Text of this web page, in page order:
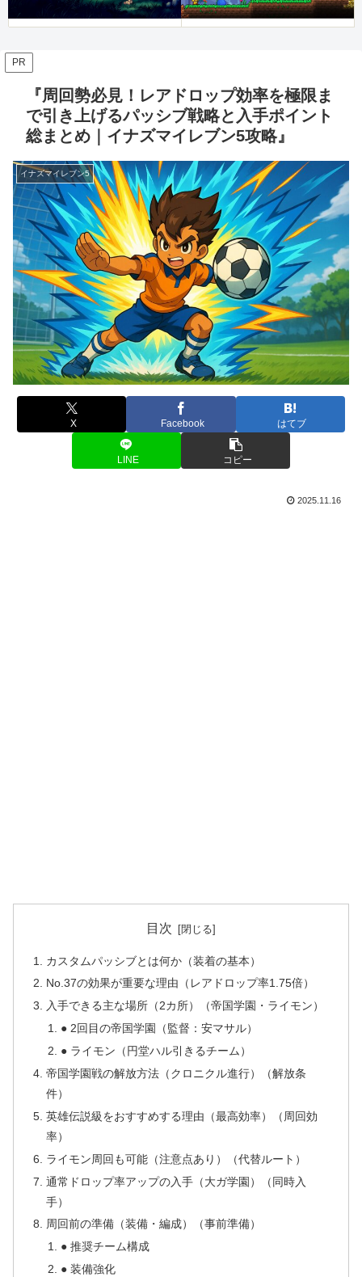
PR
『周回勢必見！レアドロップ効率を極限ま
で引き上げるパッシブ戦略と入手ポイント
総まとめ｜イナズマイレブン5攻略』
イナズマイレブン5
X Facebook はてブ
LINE コピー
2025.11.16
目次
カスタムパッシブとは何か（装着の基本）
No.37の効果が重要な理由（レアドロップ率1.75倍）
入手できる主な場所（2カ所）（帝国学園・ライモン）
● 2回目の帝国学園（監督：安マサル）
● ライモン（円堂ハル引きるチーム）
帝国学園戦の解放方法（クロニクル進行）（解放条
件）
英雄伝説級をおすすめする理由（最高効率）（周回効
率）
ライモン周回も可能（注意点あり）（代替ルート）
通常ドロップ率アップの入手（大ガ学園）（同時入
手）
周回前の準備（装備・編成）（事前準備）
● 推奨チーム構成
● 装備強化